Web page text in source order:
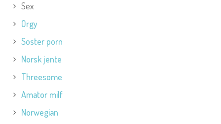
Sex
Orgy
Soster porn
Norsk jente
Threesome
Amator milf
Norwegian